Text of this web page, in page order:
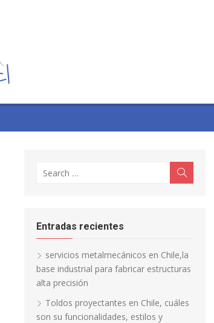
for:
Entradas recientes
servicios metalmecánicos en Chile,la
base industrial para fabricar estructuras
alta precisión
Toldos proyectantes en Chile, cuáles
son su funcionalidades, estilos y